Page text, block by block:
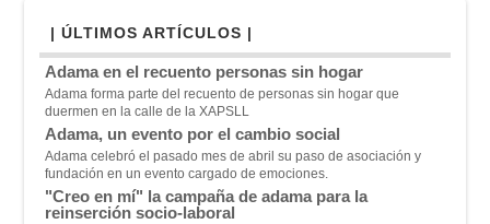
| ÚLTIMOS ARTÍCULOS |
Adama en el recuento personas sin hogar
Adama forma parte del recuento de personas sin hogar que
duermen en la calle de la XAPSLL
Adama, un evento por el cambio social
Adama celebró el pasado mes de abril su paso de asociación y
fundación en un evento cargado de emociones.
"Creo en mí" la campaña de adama para la
reinserción socio-laboral